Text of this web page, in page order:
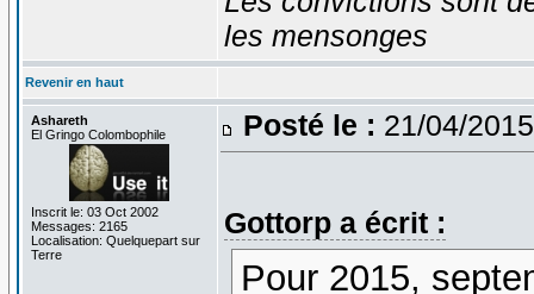
les mensonges
Revenir en haut
Ashareth
El Gringo Colombophile
Inscrit le: 03 Oct 2002
Messages: 2165
Localisation: Quelquepart sur
Terre
Posté le : 21/04/
Gottorp a écrit :
Pour 2015,